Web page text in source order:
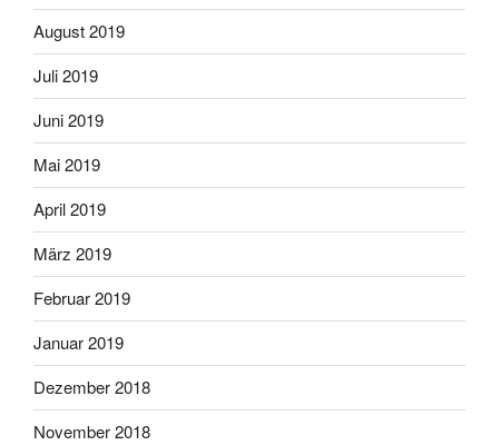
August 2019
Juli 2019
Juni 2019
Mai 2019
April 2019
März 2019
Februar 2019
Januar 2019
Dezember 2018
November 2018